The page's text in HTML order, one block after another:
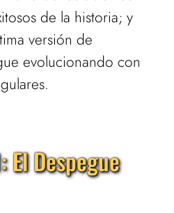
de la historia; y
versión de
evolucionando con
El Despegue